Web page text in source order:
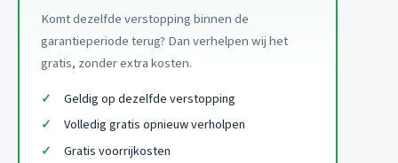
Komt dezelfde verstopping binnen de
garantieperiode terug? Dan verhelpen wij het
gratis, zonder extra kosten.
Geldig op dezelfde verstopping
Volledig gratis opnieuw verholpen
Gratis voorrijkosten